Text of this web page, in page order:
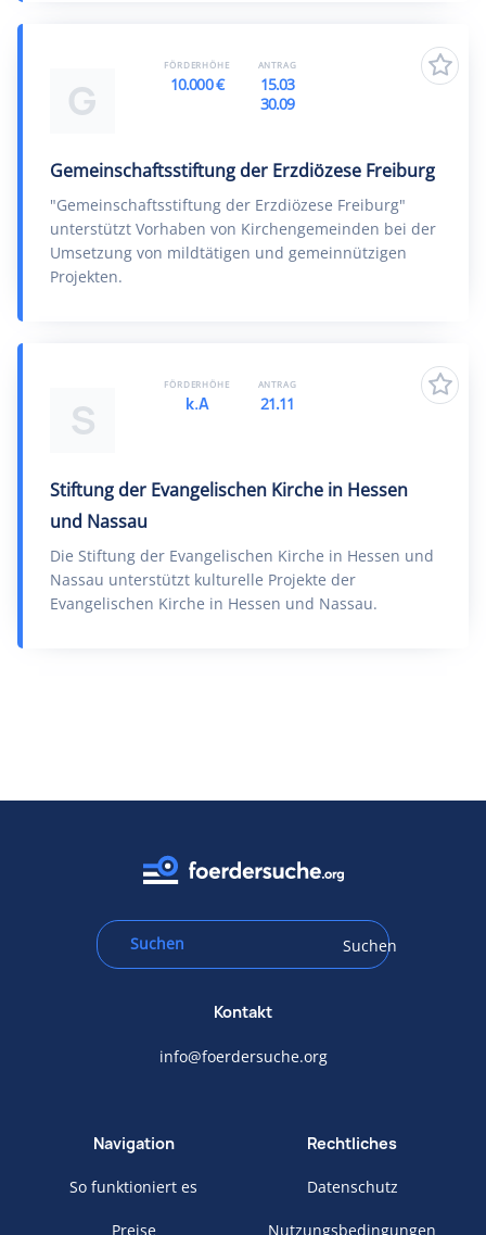
G
Gemeinschaftsstiftung der Erzdiözese Freiburg
"Gemeinschaftsstiftung der Erzdiözese Freiburg"
unterstützt Vorhaben von Kirchengemeinden bei der
Umsetzung von mildtätigen und gemeinnützigen
Projekten.
FÖRDERHÖHE
10.000 €
ANTRAG
15.03
30.09
S
Stiftung der Evangelischen Kirche in Hessen
und Nassau
Die Stiftung der Evangelischen Kirche in Hessen und
Nassau unterstützt kulturelle Projekte der
Evangelischen Kirche in Hessen und Nassau.
FÖRDERHÖHE
k.A
ANTRAG
21.11
Suchen
Kontakt
info@foerdersuche.org
Navigation
So funktioniert es
Preise
Rechtliches
Datenschutz
Nutzungsbedingungen